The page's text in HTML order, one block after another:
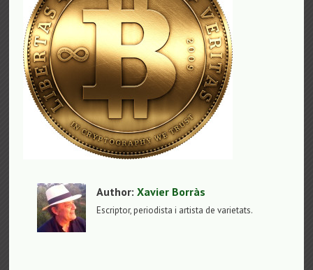
Author:Xavier Borràs
Escriptor, periodista i artista de varietats.